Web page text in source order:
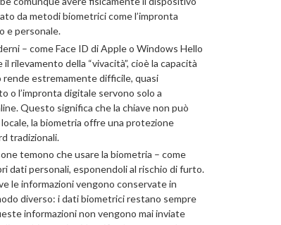
da metodi biometrici come l’impronta
e personale.
– come Face ID di Apple o Windows Hello
rilevamento della “vivacità”, cioè la capacità
rende estremamente difficile, quasi
o l’impronta digitale servono solo a
Questo significa che la chiave non può
la biometria offre una protezione
tradizionali.
temono che usare la biometria – come
dati personali, esponendoli al rischio di furto.
le informazioni vengono conservate in
diverso: i dati biometrici restano sempre
informazioni non vengono mai inviate